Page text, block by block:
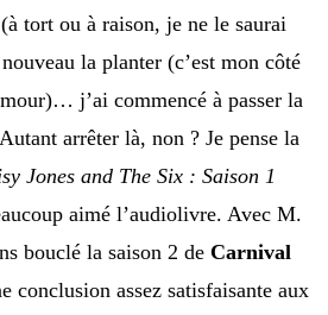
tort ou à raison, je ne le saurai
la planter (c’est mon côté
j’ai commencé à passer la
arrêter là, non ? Je pense la
Jones and The Six : Saison 1
aimé l’audiolivre. Avec M.
bouclé la saison 2 de Carnival
conclusion assez satisfaisante aux